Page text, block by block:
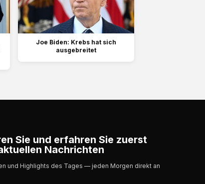
Joe Biden: Krebs hat sich
ausgebreitet
Sie und erfahren Sie zuerst
Nachrichten
und Highlights des Tages — jeden Morgen direkt an